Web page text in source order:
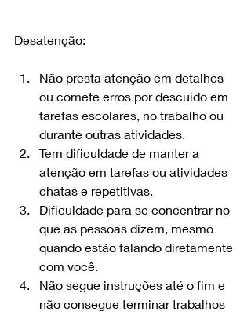
Desatenção:
Não presta atenção em detalhes
ou comete erros por descuido em
tarefas escolares, no trabalho ou
durante outras atividades.
Tem dificuldade de manter a
atenção em tarefas ou atividades
chatas e repetitivas.
Dificuldade para se concentrar no
que as pessoas dizem, mesmo
quando estão falando diretamente
com você.
Não segue instruções até o fim e
não consegue terminar trabalhos